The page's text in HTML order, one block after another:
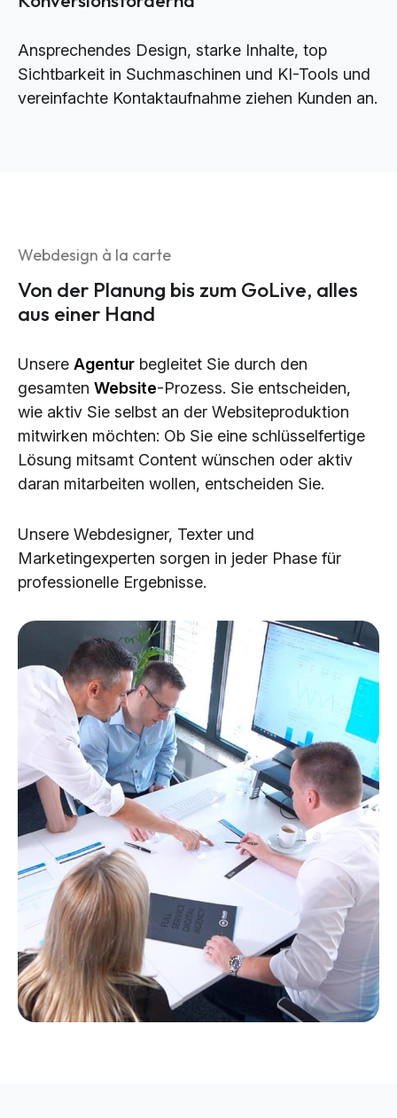
Ansprechendes Design, starke Inhalte, top
Sichtbarkeit in Suchmaschinen und KI-Tools und
vereinfachte Kontaktaufnahme ziehen Kunden an.
Webdesign à la carte
Von der Planung bis zum GoLive, alles
aus einer Hand
Unsere Agentur begleitet Sie durch den
gesamten Website-Prozess. Sie entscheiden,
wie aktiv Sie selbst an der Websiteproduktion
mitwirken möchten: Ob Sie eine schlüsselfertige
Lösung mitsamt Content wünschen oder aktiv
daran mitarbeiten wollen, entscheiden Sie.
Unsere Webdesigner, Texter und
Marketingexperten sorgen in jeder Phase für
professionelle Ergebnisse.